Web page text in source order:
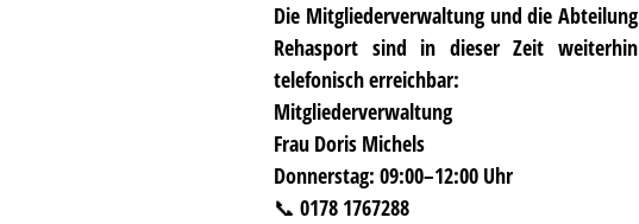
Die Mitgliederverwaltungund die Abteilung
Rehasport sind in dieser Zeit weiterhin
telefonisch erreichbar:
Mitgliederverwaltung
Frau Doris Michels
Donnerstag: 09:00–12:00 Uhr
📞 0178 1767288